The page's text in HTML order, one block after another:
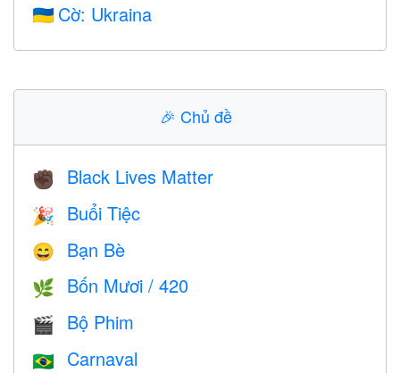
🇺🇦 Cờ: Ukraina
🎉 Chủ đề
✊🏿 Black Lives Matter
🎉 Buổi Tiệc
😄 Bạn Bè
🌿 Bốn Mươi / 420
🎬 Bộ Phim
🇧🇷 Carnaval